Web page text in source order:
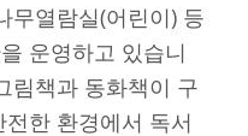
무열람실(어린이) 등
운영하고 있습니
림책과 동화책이 구
한 환경에서 독서